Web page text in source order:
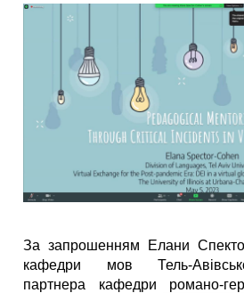
За запрошенням Елани
кафедри мов Тель-
партнера кафедри романо-